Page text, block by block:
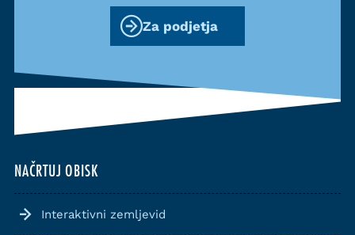
NAČRTUJ OBISK
Interaktivni zemljevid
Za podjetja